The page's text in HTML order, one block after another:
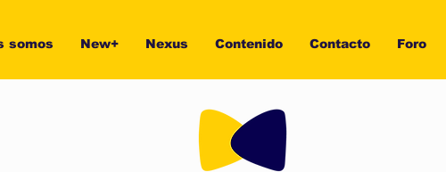
somos New+ Nexus Contenido Contacto Foro